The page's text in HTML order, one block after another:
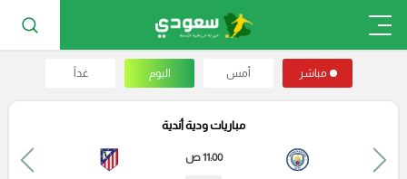
مباشر أمس اليوم غداً
مباريات ودية أندية
11:00 ص